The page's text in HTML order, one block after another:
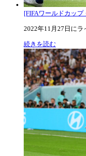
[FIFAワールドカッ
2022年11月27日に
続きを読む